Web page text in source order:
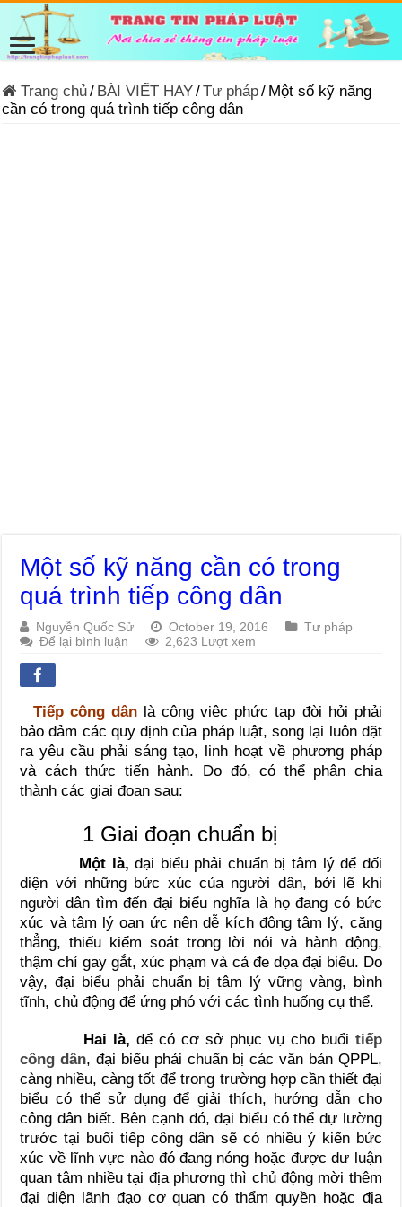
Trang chủ/ BÀI VIẾT HAY/Tư pháp/ Một số kỹ năng
cần có trong quá trình tiếp công dân
Một số kỹ năng cần có trong
quá trình tiếp công dân
Nguyễn Quốc Sử October 19, 2016
Tư pháp
Để lại bình luận
2,623 Lượt xem
Tiếp công dân là công việc phức tạp đòi hỏi phải
bảo đảm các quy định của pháp luật, song lại luôn đặt
ra yêu cầu phải sáng tạo, linh hoạt về phương pháp
và cách thức tiến hành. Do đó, có thể phân chia
thành các giai đoạn sau:
1 Giai đoạn chuẩn bị
Một là, đại biểu phải chuẩn bị tâm lý để đối
diện với những bức xúc của người dân, bởi lẽ khi
người dân tìm đến đại biểu nghĩa là họ đang có bức
xúc và tâm lý oan ức nên dễ kích động tâm lý, căng
thẳng, thiếu kiểm soát trong lời nói và hành động,
thậm chí gay gắt, xúc phạm và cả đe dọa đại biểu. Do
vậy, đại biểu phải chuẩn bị tâm lý vững vàng, bình
tĩnh, chủ động để ứng phó với các tình huống cụ thể.
Hai là, để có cơ sở phục vụ cho buổi tiếp
công dân, đại biểu phải chuẩn bị các văn bản QPPL,
càng nhiều, càng tốt để trong trường hợp cần thiết đại
biểu có thể sử dụng để giải thích, hướng dẫn cho
công dân biết. Bên cạnh đó, đại biểu có thể dự lường
trước tại buổi tiếp công dân sẽ có nhiều ý kiến bức
xúc về lĩnh vực nào đó đang nóng hoặc được dư luận
quan tâm nhiều tại địa phương thì chủ động mời thêm
đại diện lãnh đạo cơ quan có thẩm quyền hoặc địa